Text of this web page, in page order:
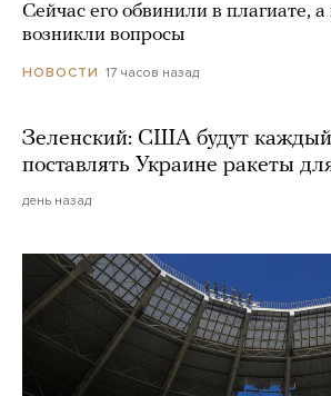
Сейчас его обвинили в плагиате,
возникли вопросы
НОВОСТИ 17 часов назад
Зеленский: США будут
поставлять Украине ракеты
день назад